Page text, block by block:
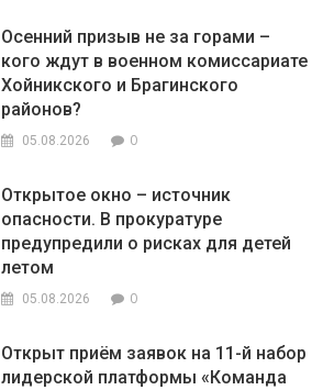
Осенний призыв не за горами –
кого ждут в военном комиссариате
Хойникского и Брагинского
районов?
05.08.2026 0
Открытое окно – источник
опасности. В прокуратуре
предупредили о рисках для детей
летом
05.08.2026 0
Открыт приём заявок на 11-й набор
лидерской платформы «Команда